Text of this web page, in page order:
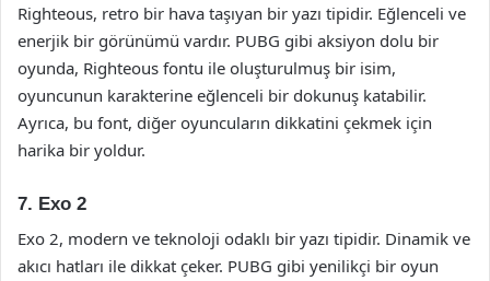
Righteous, retro bir hava taşıyan bir yazı tipidir. Eğlenceli ve
enerjik bir görünümü vardır. PUBG gibi aksiyon dolu bir
oyunda, Righteous fontu ile oluşturulmuş bir isim,
oyuncunun karakterine eğlenceli bir dokunuş katabilir.
Ayrıca, bu font, diğer oyuncuların dikkatini çekmek için
harika bir yoldur.
7. Exo 2
Exo 2, modern ve teknoloji odaklı bir yazı tipidir. Dinamik ve
akıcı hatları ile dikkat çeker. PUBG gibi yenilikçi bir oyun